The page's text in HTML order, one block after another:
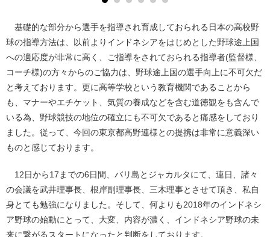
基礎的な部分から選手を指導され育成しておられる日本の高校野
球の指導方法は、以前よりインドネシアをはじめとした野球途上国
への適応度が非常に高く、ご指導をされておられる指導者(監督様、
コーチ様)の方々からのご協力は、野球途上国の選手向上に不可欠だ
と考えております。更に高等学校という教育機関であることから
も、マナーやエチケット、気質の養成などを含む道徳観をも含んで
いる為、野球競技の地位の確立にも不可欠であると痛感をしており
ました。従って、今回の東京都高野連様との提携は非常に意義深い
ものと感じております。
12日から17までの6日間、バリ島とジャカルタにて、連日、諸々
の会議を武井理事長、根岸副理事長、三木理事とさせて頂き、私自
身とても勉強になりました。そして、何よりも2018年のインドネシ
ア野球の始動にとって、大変、内容が濃く、インドネシア野球の未
来に繋がるスタートになったと判断をしております。